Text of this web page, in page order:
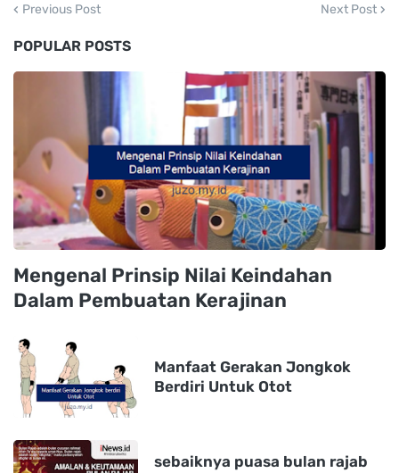
Previous Post Next Post
POPULAR POSTS
Mengenal Prinsip Nilai Keindahan
Dalam Pembuatan Kerajinan
Manfaat Gerakan Jongkok
Berdiri Untuk Otot
sebaiknya puasa bulan rajab